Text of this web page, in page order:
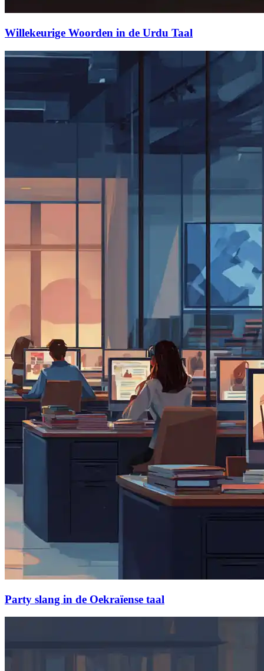
Willekeurige Woorden in de Urdu Taal
Party slang in de Oekraïense taal